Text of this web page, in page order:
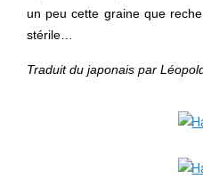
un peu cette graine que
stérile…
Traduit du japonais par